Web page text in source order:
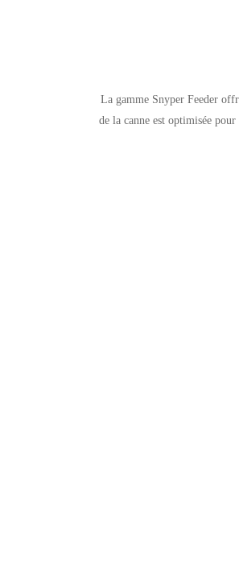
La gamme Snyper Feeder
de la canne est optimisée